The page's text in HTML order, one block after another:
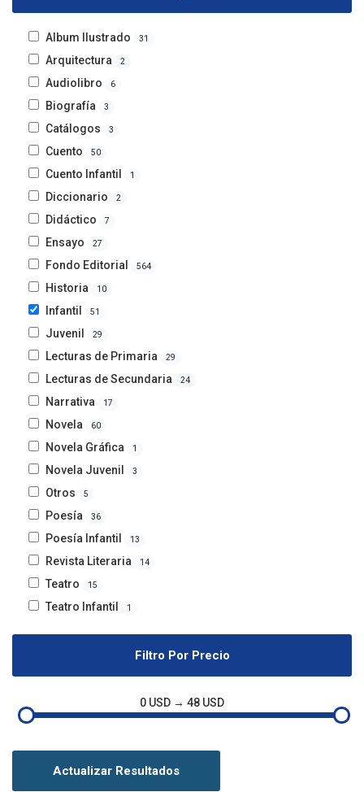
Album Ilustrado 31
Arquitectura 2
Audiolibro 6
Biografía 3
Catálogos 3
Cuento 50
Cuento Infantil 1
Diccionario 2
Didáctico 7
Ensayo 27
Fondo Editorial 564
Historia 10
Infantil 51
Juvenil 29
Lecturas de Primaria 29
Lecturas de Secundaria 24
Narrativa 17
Novela 60
Novela Gráfica 1
Novela Juvenil 3
Otros 5
Poesía 36
Poesía Infantil 13
Revista Literaria 14
Teatro 15
Teatro Infantil 1
Filtro Por Precio
0 USD → 48 USD
Actualizar Resultados